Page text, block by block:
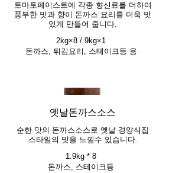
토마토페이스트에 각종 향신료를 더하여
풍부한 맛과 향이 돈까스 요리를 더욱 맛
있게 만들어 줍니다.
2kg×8 / 9kg×1
돈까스, 튀김요리, 스테이크등 용
옛날돈까스소스
순한 맛의 돈까스소스로 옛날 경양식집
스타일의 맛을 느낄수 있습니다.
1.9kg * 8
돈까스, 스테이크등